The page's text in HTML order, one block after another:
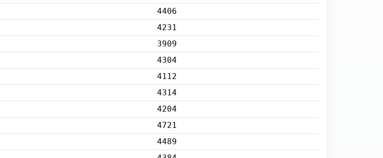
4406
4231
3909
4304
4112
4314
4204
4721
4489